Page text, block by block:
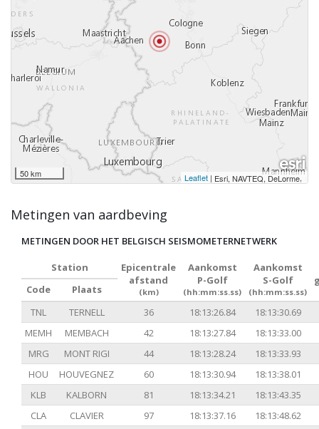
50 km Leaflet | Esri, NAVTEQ, DeLorme,
Metingen van aardbeving
METINGEN DOOR HET BELGISCH SEISMOMETERNETWERK
Station
Epicentrale
afstand
(km)
Aankomst
P-Golf
(hh:mm:ss.ss)
Aankomst
S-Golf
(hh:mm:ss.ss)
Code
Plaats
TNL
TERNELL 36 18:13:26.84
18:13:30.69
MEMH
MEMBACH 42 18:13:27.84
18:13:33.00
MRG
MONT RIGI 44 18:13:28.24
18:13:33.93
HOU
HOUVEGNEZ 60 18:13:30.94
18:13:38.01
KLB
KALBORN 81 18:13:34.21
18:13:43.35
CLA
CLAVIER 97 18:13:37.16
18:13:48.62